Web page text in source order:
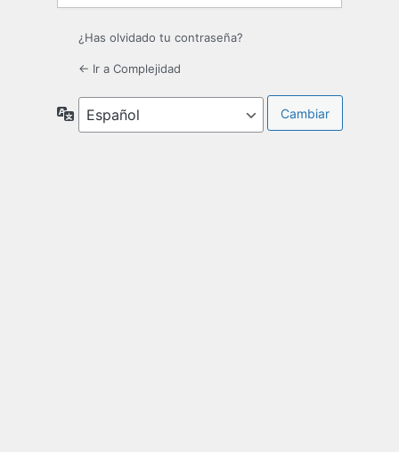
¿Has olvidado tu contraseña?
← Ir a Complejidad
Idioma